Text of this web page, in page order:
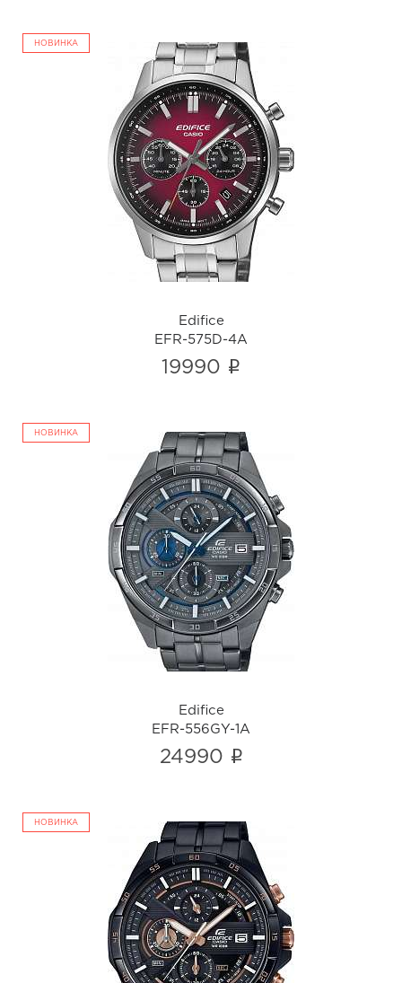
НОВИНКА
Edifice
EFR-575D-4A
i
Edifice
EFR-575D-4A
19990 i
НОВИНКА
Edifice
EFR-556GY-1A
i
Edifice
EFR-556GY-1A
24990 i
НОВИНКА
Edifice
EFR-556DC-1A
i